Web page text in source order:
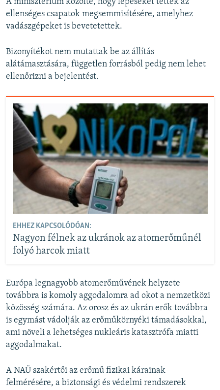
ellenséges csapatok megsemmisítésére, amelyhez
vadászgépeket is bevetetettek.
Bizonyítékot nem mutattak be az állítás
alátámasztására, független forrásból pedig nem lehet
ellenőrizni a bejelentést.
EHHEZ KAPCSOLÓDÓAN:
Nagyon félnek az ukránok az atomerőműnél
folyó harcok miatt
Európa legnagyobb atomerőművének helyzete
továbbra is komoly aggodalomra ad okot a nemzetközi
közösség számára. Az orosz és az ukrán erők továbbra
is egymást vádolják az erőműkörnyéki támadásokkal,
ami növeli a lehetséges nukleáris katasztrófa miatti
aggodalmakat.
A NAÜ szakértői az erőmű fizikai kárainak
felmérésére, a biztonsági és védelmi rendszerek